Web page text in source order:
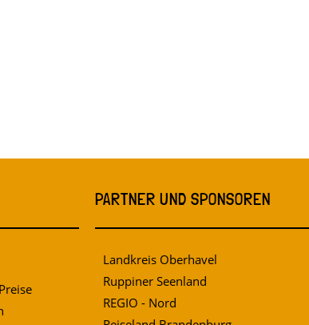
PARTNER UND SPONSOREN
Landkreis Oberhavel
Ruppiner Seenland
REGIO - Nord